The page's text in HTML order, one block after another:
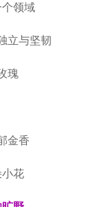
领域
立与坚韧
瑰
金香
花